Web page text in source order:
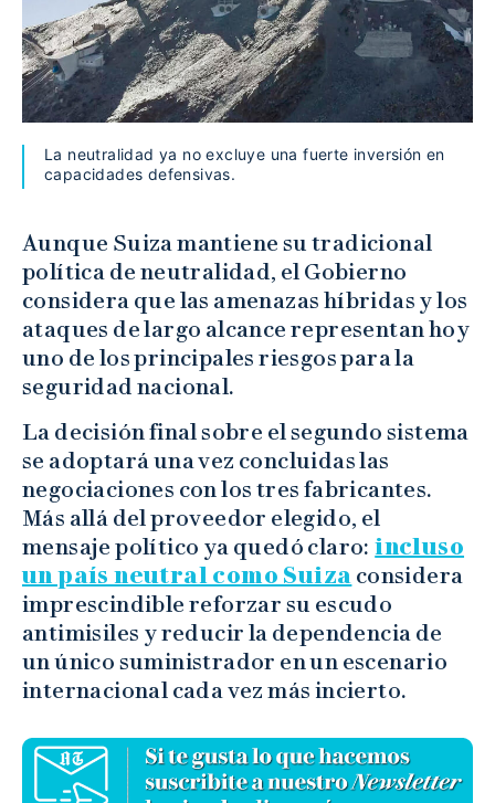
La neutralidad ya no excluye una fuerte inversión en
capacidades defensivas.
Aunque Suiza mantiene su tradicional
política de neutralidad, el Gobierno
considera que las amenazas híbridas y los
ataques de largo alcance representan hoy
uno de los principales riesgos para la
seguridad nacional.
La decisión final sobre el segundo sistema
se adoptará una vez concluidas las
negociaciones con los tres fabricantes.
Más allá del proveedor elegido, el
mensaje político ya quedó claro: incluso
un país neutral como Suiza considera
imprescindible reforzar su escudo
antimisiles y reducir la dependencia de
un único suministrador en un escenario
internacional cada vez más incierto.